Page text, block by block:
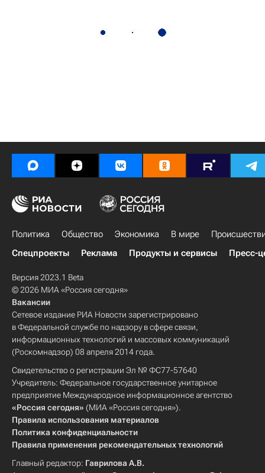
Политика Общество Экономика В мире
Спецпроекты
Реклама Продукты и сервисы Пресс-
Версия 2023.1 Beta
© 2026 МИА «Россия сегодня»
Вакансии
Сетевое издание РИА Новости зарегистрировано
в Федеральной службе по надзору в сфере связи,
информационных технологий и массовых коммуникаций
(Роскомнадзор) 08 апреля 2014 года.
Свидетельство о регистрации Эл № ФС77-57640
Учредитель: Федеральное государственное унитарное
предприятие Международное информационное агентство
«Россия сегодня» (МИА «Россия сегодня»).
Правила использования материалов
Политика конфиденциальности
Правила применения рекомендательных технологий
Главный редактор: Гаврилова А.В.